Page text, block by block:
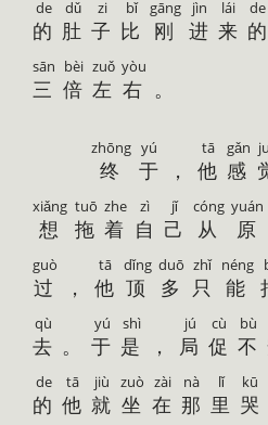
的
de
肚
dǔ
子
zi
比
bǐ
刚
gāng
进
jìn
来
lái
的
de
三
sān
倍
bèi
左
zuǒ
右
yòu
。
终
zhōng
于
yú
， 他
tā
感
gǎn
想
xiǎng
拖
tuō
着
zhe
自
zì
己
jǐ
从
cóng
原
yuán
过
guò
， 他
tā
顶
dǐng
多
duō
只
zhǐ
能
néng
去
qù
。 于
yú
是
shì
， 局
jú
促
cù
不
bù
的
de
他
tā
就
jiù
坐
zuò
在
zài
那
nà
里
lǐ
哭
kū